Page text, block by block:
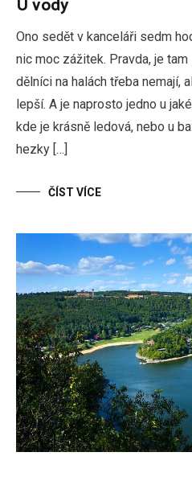
Ono sedět v kanceláři sedm
nic moc zážitek. Pravda, je
dělníci na halách třeba nemají,
lepší. A je naprosto jedno u
kde je krásně ledová, nebo u
hezky […]
ČÍST VÍCE